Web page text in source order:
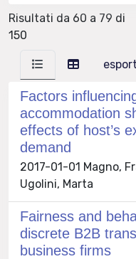
Risultati da 60 a 79 di
150
Factors
accommodation
effects of host’s
demand
2017-01-01 Magno,
Ugolini, Marta
Fairness and
discrete B2B
business firms